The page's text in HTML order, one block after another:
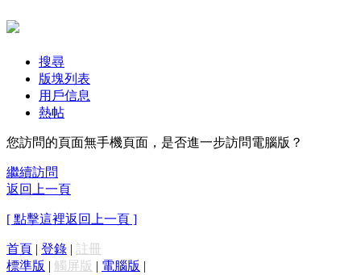
搜尋
版塊列表
用戶信息
熱帖
您訪問的頁面無手機頁面，是否進一步訪問電腦版？
繼續訪問
返回上一頁
[ 點擊這裡返回上一頁 ]
首頁 | 登錄 | 註冊
標準版 | 觸屏版 | 電腦版 |